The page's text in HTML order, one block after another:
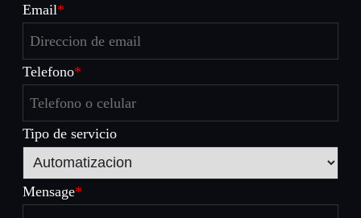
Email*
Telefono*
Tipo de servicio
Mensage*